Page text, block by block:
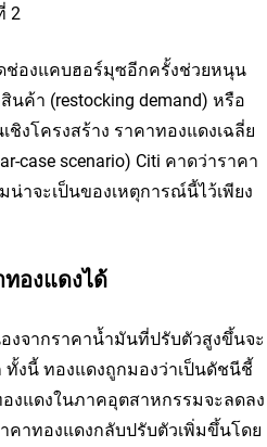
2
ช่องแคบฮอร์มุซอีกครั้งช่วยหนุน
ค้า (restocking demand) หรือ
งโครงสร้าง ราคาทองแดงเฉลี่ย
scenario) Citi คาดว่าราคา
าจะเป็นของเหตุการณ์นี้ไว้เพียง
องแดงได้
งจากราคาน้ำมันที่ปรับตัวสูงขึ้นจะ
งนี้ ทองแดงถูกมองว่าเป็นดัชนีชี้
งแดงในภาคอุตสาหกรรมจะลดลง
คาทองแดงกลับปรับตัวเพิ่มขึ้นโดย